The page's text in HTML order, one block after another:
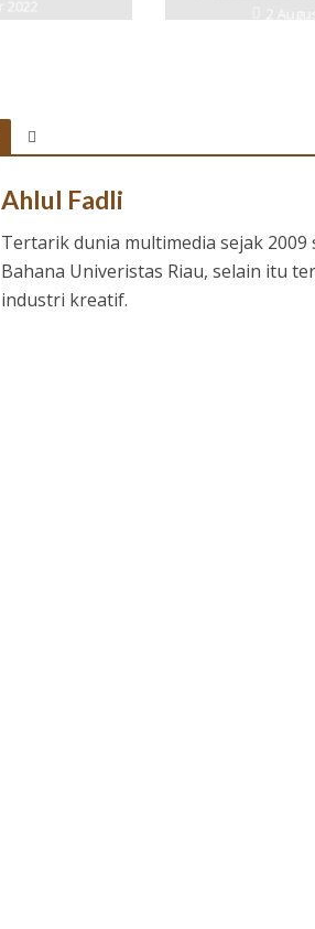
Ahlul Fadli
Tertarik dunia multimedia sejak
Bahana Univeristas Riau, selain itu
industri kreatif.